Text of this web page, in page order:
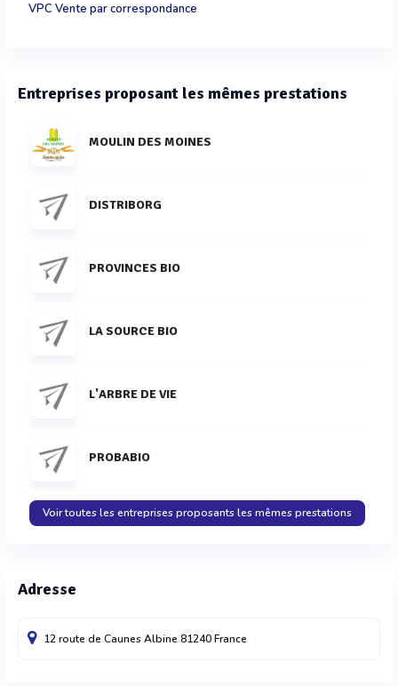
VPC Vente par correspondance
Entreprises proposant les mêmes prestations
MOULIN DES MOINES
DISTRIBORG
PROVINCES BIO
LA SOURCE BIO
L'ARBRE DE VIE
PROBABIO
Voir toutes les entreprises proposants les mêmes prestations
Adresse
12 route de CaunesAlbine 81240France